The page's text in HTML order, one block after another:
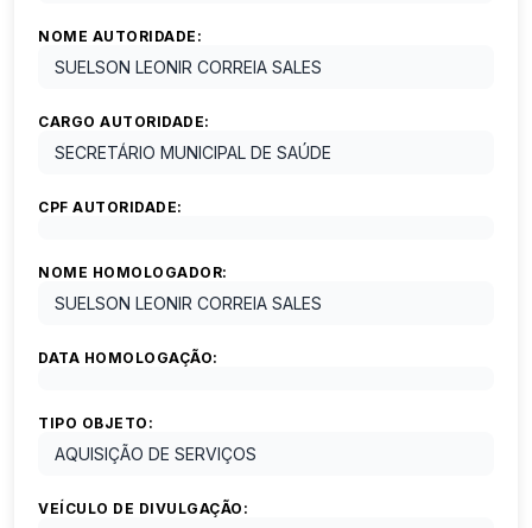
NOME AUTORIDADE:
SUELSON LEONIR CORREIA SALES
CARGO AUTORIDADE:
SECRETÁRIO MUNICIPAL DE SAÚDE
CPF AUTORIDADE:
NOME HOMOLOGADOR:
SUELSON LEONIR CORREIA SALES
DATA HOMOLOGAÇÃO:
TIPO OBJETO:
AQUISIÇÃO DE SERVIÇOS
VEÍCULO DE DIVULGAÇÃO: